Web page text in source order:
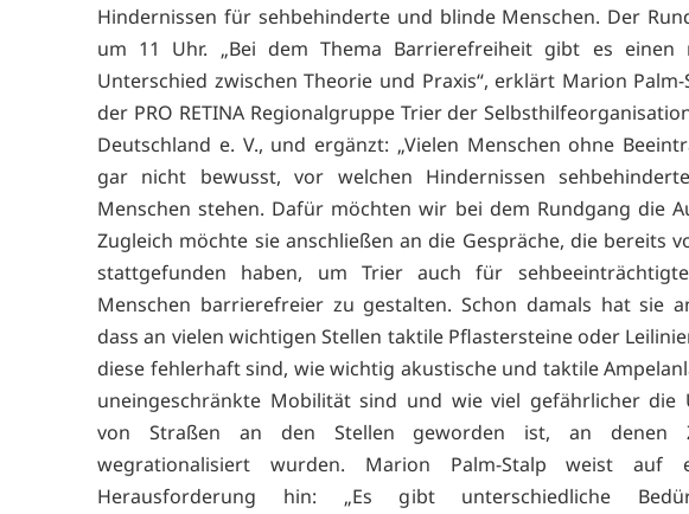
Hindernissen für sehbehinderte und blinde Menschen. Der
um 11 Uhr. „Bei dem Thema Barrierefreiheit gibt es einen
Unterschied zwischen Theorie und Praxis“, erklärt Marion
der PRO RETINA Regionalgruppe Trier der
Deutschland e. V., und ergänzt: „Vielen Menschen ohne
gar nicht bewusst, vor welchen Hindernissen
Menschen stehen. Dafür möchten wir bei dem Rundgang die
Zugleich möchte sie anschließen an die Gespräche, die bereits
stattgefunden haben, um Trier auch für
Menschen barrierefreier zu gestalten. Schon damals hat sie
dass an vielen wichtigen Stellen taktile Pflastersteine oder
diese fehlerhaft sind, wie wichtig akustische und taktile
uneingeschränkte Mobilität sind und wie viel gefährlicher die
von Straßen an den Stellen geworden ist, an denen
wegrationalisiert wurden. Marion Palm-Stalp weist auf
Herausforderung hin: „Es gibt unterschiedliche